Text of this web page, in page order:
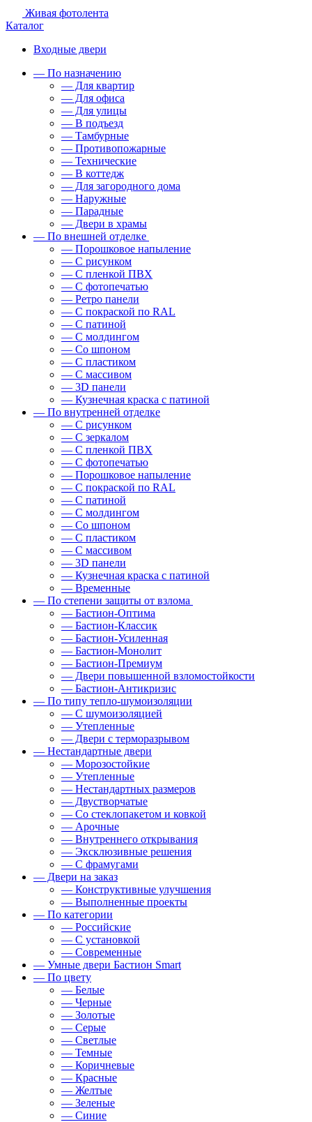
Живая фотолента
Каталог
Входные двери
— По назначению
— Для квартир
— Для офиса
— Для улицы
— В подъезд
— Тамбурные
— Противопожарные
— Технические
— В коттедж
— Для загородного дома
— Наружные
— Парадные
— Двери в храмы
— По внешней отделке
— Порошковое напыление
— С рисунком
— С пленкой ПВХ
— С фотопечатью
— Ретро панели
— С покраской по RAL
— С патиной
— С молдингом
— Со шпоном
— С пластиком
— С массивом
— 3D панели
— Кузнечная краска с патиной
— По внутренней отделке
— С рисунком
— С зеркалом
— С пленкой ПВХ
— С фотопечатью
— Порошковое напыление
— С покраской по RAL
— С патиной
— С молдингом
— Со шпоном
— С пластиком
— С массивом
— 3D панели
— Кузнечная краска с патиной
— Временные
— По степени защиты от взлома
— Бастион-Оптима
— Бастион-Классик
— Бастион-Усиленная
— Бастион-Монолит
— Бастион-Премиум
— Двери повышенной взломостойкости
— Бастион-Антикризис
— По типу тепло-шумоизоляции
— С шумоизоляцией
— Утепленные
— Двери с терморазрывом
— Нестандартные двери
— Морозостойкие
— Утепленные
— Нестандартных размеров
— Двустворчатые
— Со стеклопакетом и ковкой
— Арочные
— Внутреннего открывания
— Эксклюзивные решения
— С фрамугами
— Двери на заказ
— Конструктивные улучшения
— Выполненные проекты
— По категории
— Российские
— С установкой
— Современные
— Умные двери Бастион Smart
— По цвету
— Белые
— Черные
— Золотые
— Серые
— Светлые
— Темные
— Коричневые
— Красные
— Желтые
— Зеленые
— Синие